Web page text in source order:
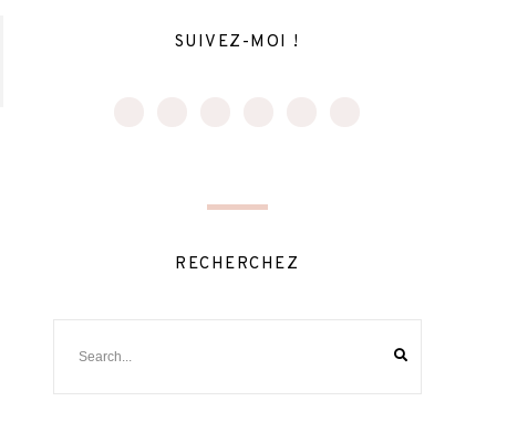
SUIVEZ-MOI !
RECHERCHEZ